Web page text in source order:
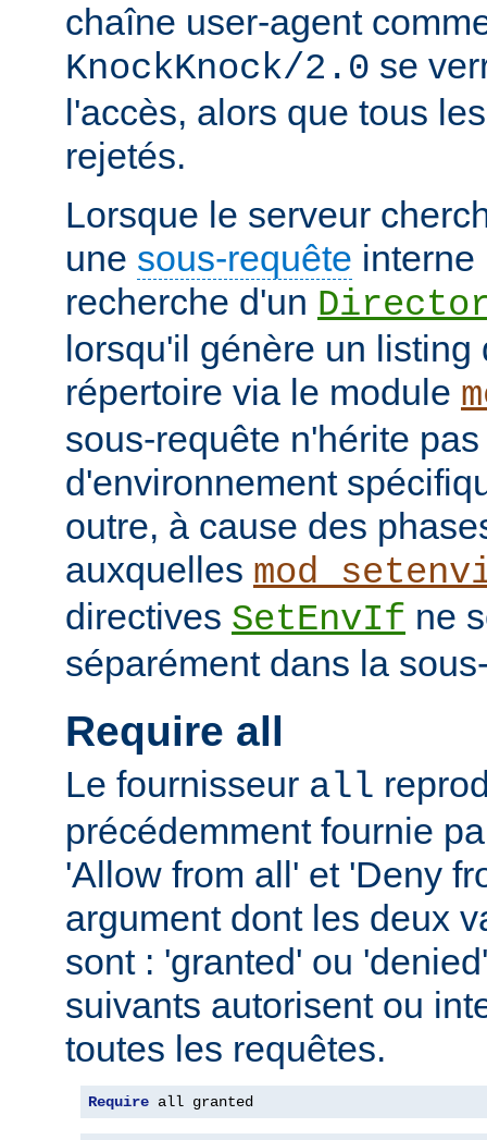
chaîne user-agent
KnockKnock/2.0 se
l'accès, alors que tous
rejetés.
Lorsque le serveur
une sous-requête interne
recherche d'un
lorsqu'il génère un listing
répertoire via le module
sous-requête n'hérite
d'environnement
outre, à cause des
auxquelles
directives SetEnvIf ne
séparément dans la
Require all
Le fournisseur all
précédemment fournie
'Allow from all' et 'Deny
argument dont les deux
sont : 'granted' ou
suivants autorisent ou
toutes les requêtes.
Require all granted